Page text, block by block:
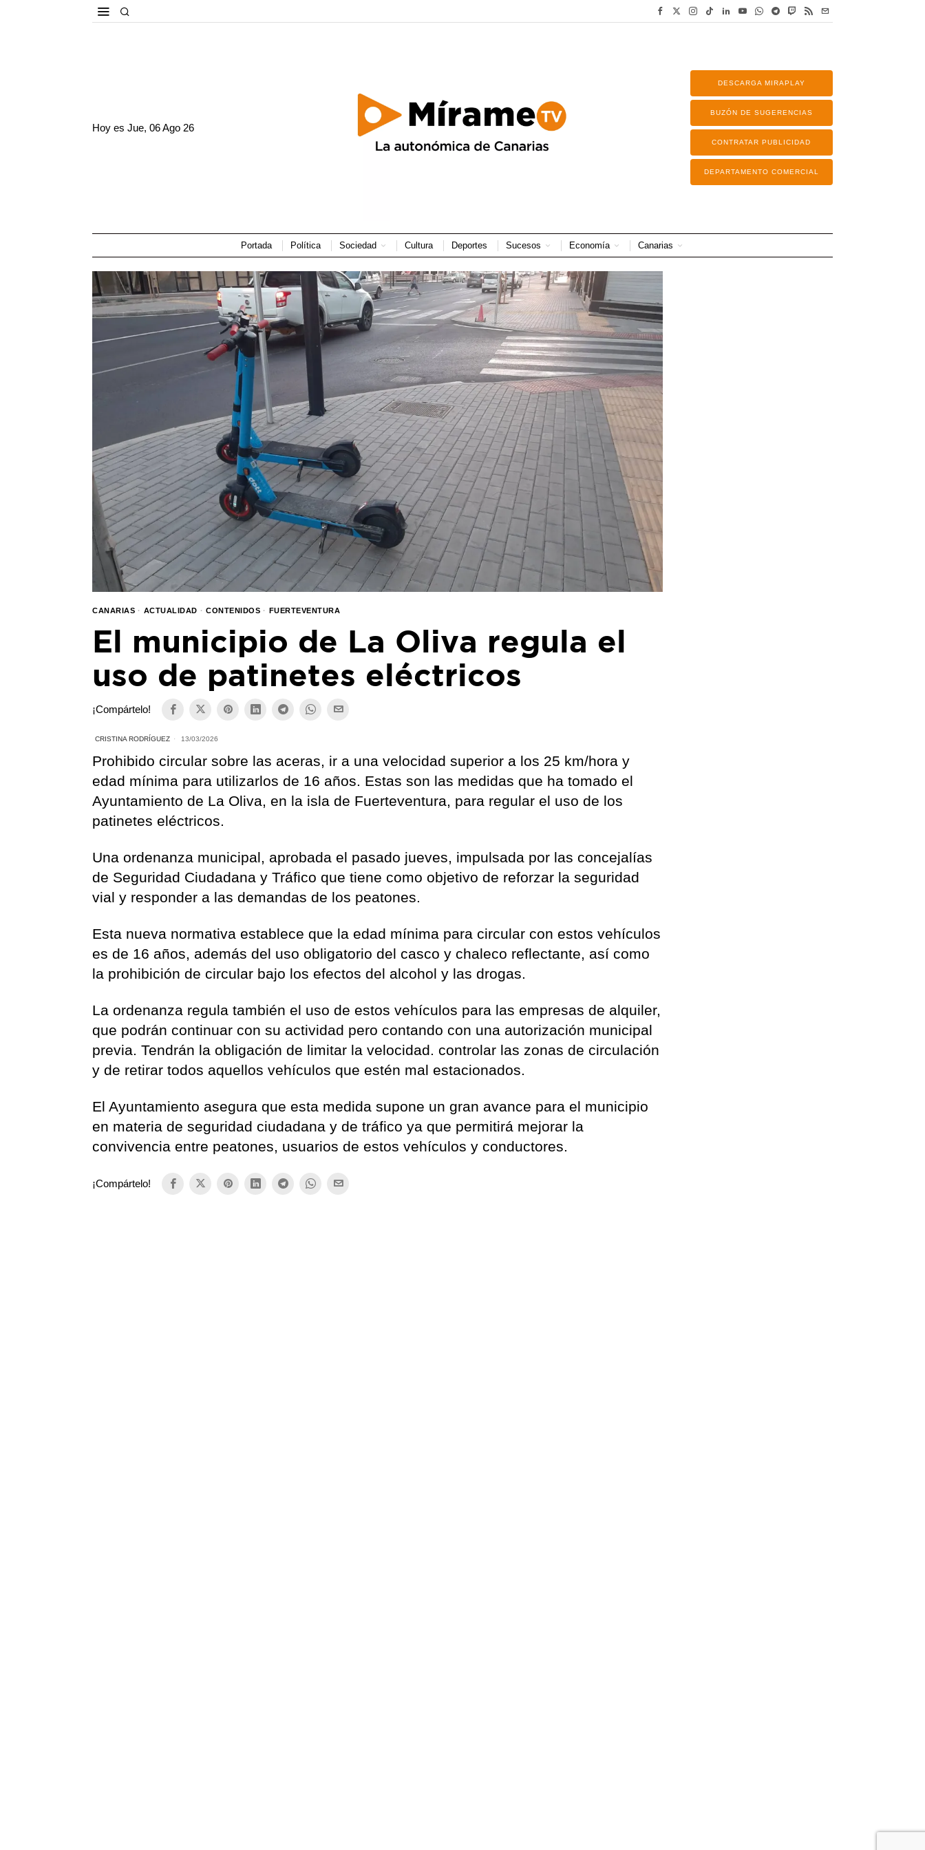
Hoy esJue, 06 Ago 26
DESCARGA MIRAPLAY
BUZÓN DE SUGERENCIAS
CONTRATAR PUBLICIDAD
DEPARTAMENTO COMERCIAL
Portada Política Sociedad Cultura Deportes Sucesos Economía Canarias
CANARIAS · ACTUALIDAD · CONTENIDOS · FUERTEVENTURA
El municipio de La Oliva regula el
uso de patinetes eléctricos
¡Compártelo!
CRISTINA RODRÍGUEZ 13/03/2026
Prohibido circular sobre las aceras, ir a una velocidad superior a los 25 km/hora y
edad mínima para utilizarlos de 16 años. Estas son las medidas que ha tomado el
Ayuntamiento de La Oliva, en la isla de Fuerteventura, para regular el uso de los
patinetes eléctricos.
Una ordenanza municipal, aprobada el pasado jueves, impulsada por las concejalías
de Seguridad Ciudadana y Tráfico que tiene como objetivo de reforzar la seguridad
vial y responder a las demandas de los peatones.
Esta nueva normativa establece que la edad mínima para circular con estos vehículos
es de 16 años, además del uso obligatorio del casco y chaleco reflectante, así como
la prohibición de circular bajo los efectos del alcohol y las drogas.
La ordenanza regula también el uso de estos vehículos para las empresas de alquiler,
que podrán continuar con su actividad pero contando con una autorización municipal
previa. Tendrán la obligación de limitar la velocidad. controlar las zonas de circulación
y de retirar todos aquellos vehículos que estén mal estacionados.
El Ayuntamiento asegura que esta medida supone un gran avance para el municipio
en materia de seguridad ciudadana y de tráfico ya que permitirá mejorar la
convivencia entre peatones, usuarios de estos vehículos y conductores.
¡Compártelo!